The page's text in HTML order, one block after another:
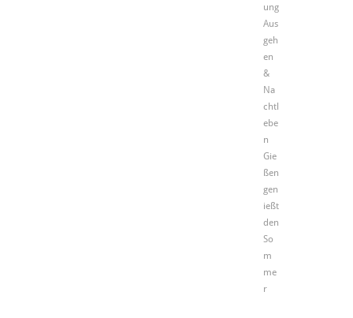
ung
Aus
geh
en
&
Na
chtl
ebe
n
Gie
ßen
gen
ießt
den
So
m
me
r